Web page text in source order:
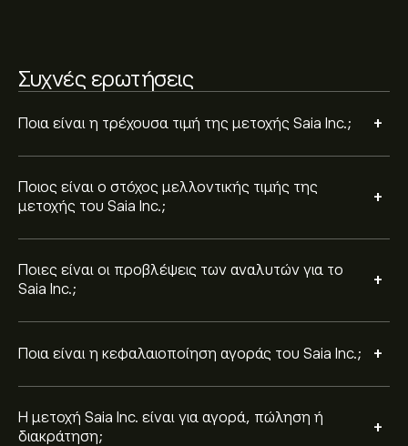
Συχνές ερωτήσεις
Ποια είναι η τρέχουσα τιμή της μετοχής Saia Inc.; +
Ποιος είναι ο στόχος μελλοντικής τιμής της
μετοχής του Saia Inc.;
+
Ποιες είναι οι προβλέψεις των αναλυτών για το
Saia Inc.;
+
Ποια είναι η κεφαλαιοποίηση αγοράς του Saia Inc.; +
Η μετοχή Saia Inc. είναι για αγορά, πώληση ή
διακράτηση;
+
Ισχυρή Αγορά.